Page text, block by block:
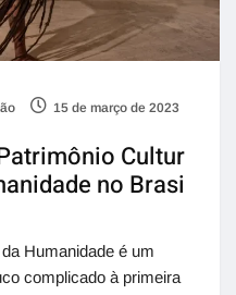
15 de março de 2023
Cultur
no Brasi
Humanidade é um
complicado à primeira